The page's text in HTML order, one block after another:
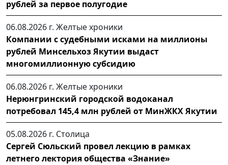
рублей за первое полугодие
06.08.2026 г. Желтые хроники
Компании с судебными исками на миллионы
рублей Минсельхоз Якутии выдаст
многомиллионную субсидию
06.08.2026 г. Желтые хроники
Нерюнгринский городской водоканал
потребовал 145,4 млн рублей от МинЖКХ Якутии
05.08.2026 г. Столица
Сергей Сюльский провел лекцию в рамках
летнего лектория общества «Знание»